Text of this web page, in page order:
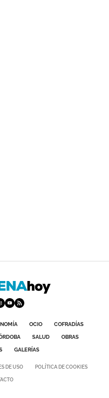
OCIO
COFRADÍAS
SALUD
OBRAS
GALERÍAS
DE USO POLÍTICA DE COOKIES